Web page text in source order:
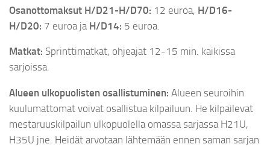
Osanottomaksut H/D21-H/D70: 12 euroa, H/D16-
H/D20: 7 euroa ja H/D14: 5 euroa.
Matkat: Sprinttimatkat, ohjeajat 12-15 min. kaikissa
sarjoissa.
Alueen ulkopuolisten osallistuminen: Alueen seuroihin
kuulumattomat voivat osallistua kilpailuun. He kilpailevat
mestaruuskilpailun ulkopuolella omassa sarjassa H21U,
H35U jne. Heidät arvotaan lähtemään ennen saman sarjan